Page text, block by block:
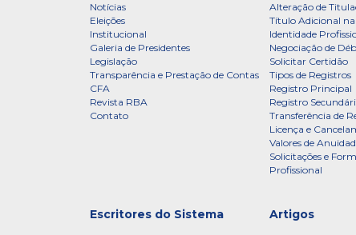
Notícias
Eleições
Institucional
Galeria de Presidentes
Legislação
Transparência e Prestação de Contas
CFA
Revista RBA
Contato
Alteração de
Título Adicional
Identidade
Negociação de
Solicitar Certidão
Tipos de Registros
Registro Principal
Registro
Transferência de
Licença e
Valores de
Solicitações e
Profissional
Artigos
Escritores do Sistema